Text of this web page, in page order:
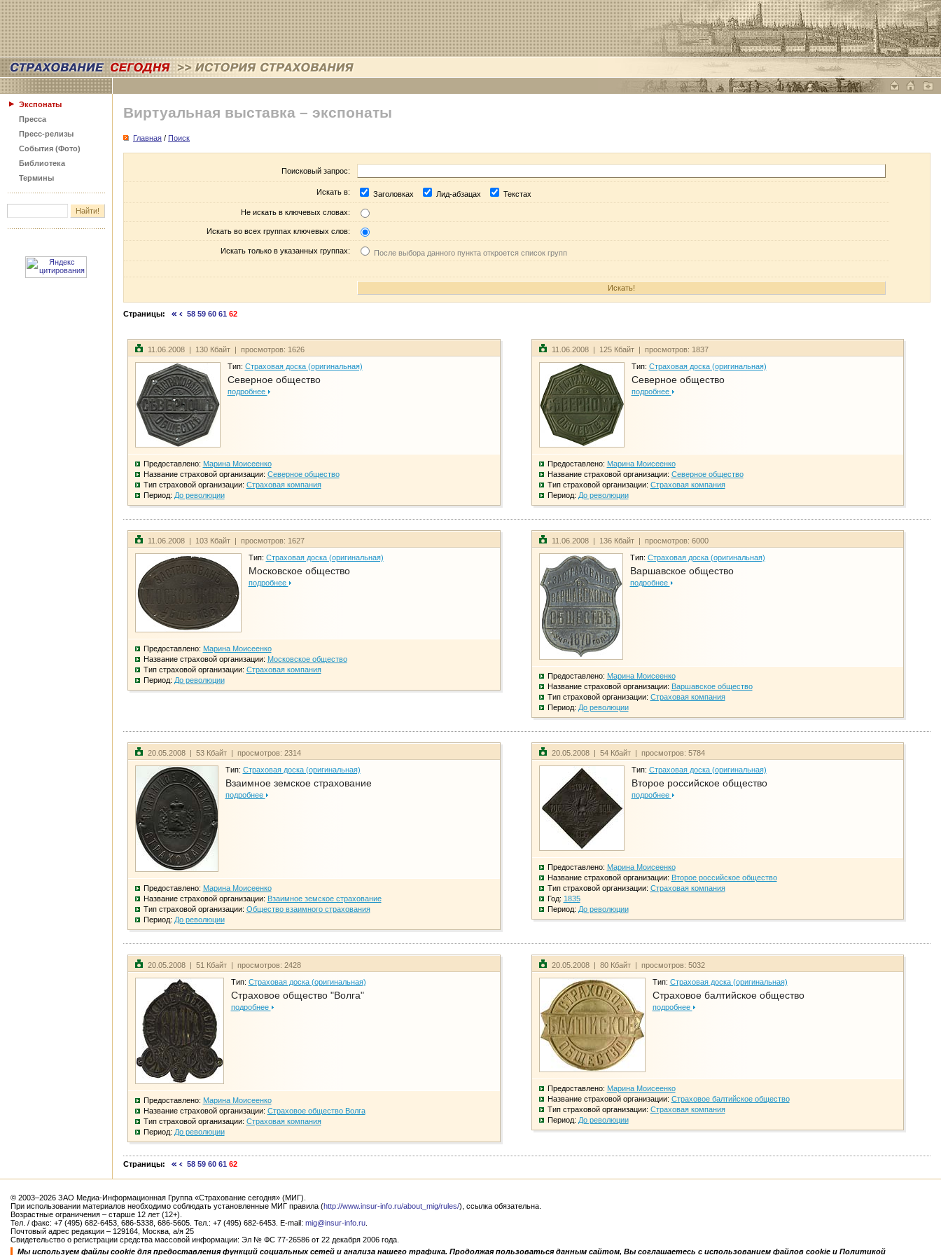
Экспонаты
Пресса
Пресс-релизы
События (Фото)
Библиотека
Термины
Виртуальная выставка – экспонаты
Главная / Поиск
Поисковый запрос:
Искать в: Заголовках Лид-абзацах Текстах
Не искать в ключевых словах:
Искать во всех группах ключевых слов:
Искать только в указанных группах: После выбора данного пункта откроется список групп
Страницы: 58 59 60 61 62
11.06.2008 | 130 Кбайт | просмотров: 1626
Тип: Страховая доска (оригинальная)
Северное общество
подробнее
Предоставлено: Марина Моисеенко
Название страховой организации: Северное общество
Тип страховой организации: Страховая компания
Период: До революции
11.06.2008 | 125 Кбайт | просмотров: 1837
Тип: Страховая доска (оригинальная)
Северное общество
подробнее
Предоставлено: Марина Моисеенко
Название страховой организации: Северное общество
Тип страховой организации: Страховая компания
Период: До революции
11.06.2008 | 103 Кбайт | просмотров: 1627
Тип: Страховая доска (оригинальная)
Московское общество
подробнее
Предоставлено: Марина Моисеенко
Название страховой организации: Московское общество
Тип страховой организации: Страховая компания
Период: До революции
11.06.2008 | 136 Кбайт | просмотров: 6000
Тип: Страховая доска (оригинальная)
Варшавское общество
подробнее
Предоставлено: Марина Моисеенко
Название страховой организации: Варшавское общество
Тип страховой организации: Страховая компания
Период: До революции
20.05.2008 | 53 Кбайт | просмотров: 2314
Тип: Страховая доска (оригинальная)
Взаимное земское страхование
подробнее
Предоставлено: Марина Моисеенко
Название страховой организации: Взаимное земское страхование
Тип страховой организации: Общество взаимного страхования
Период: До революции
20.05.2008 | 54 Кбайт | просмотров: 5784
Тип: Страховая доска (оригинальная)
Второе российское общество
подробнее
Предоставлено: Марина Моисеенко
Название страховой организации: Второе российское общество
Тип страховой организации: Страховая компания
Год: 1835
Период: До революции
20.05.2008 | 51 Кбайт | просмотров: 2428
Тип: Страховая доска (оригинальная)
Страховое общество "Волга"
подробнее
Предоставлено: Марина Моисеенко
Название страховой организации: Страховое общество Волга
Тип страховой организации: Страховая компания
Период: До революции
20.05.2008 | 80 Кбайт | просмотров: 5032
Тип: Страховая доска (оригинальная)
Страховое балтийское общество
подробнее
Предоставлено: Марина Моисеенко
Название страховой организации: Страховое балтийское общество
Тип страховой организации: Страховая компания
Период: До революции
Страницы: 58 59 60 61 62
© 2003–2026 ЗАО Медиа-Информационная Группа «Страхование сегодня» (МИГ).
При использовании материалов необходимо соблюдать установленные МИГ правила (http://www.insur-info.ru/about_mig/rules/), ссылка обязательна.
Возрастные ограничения – старше 12 лет (12+).
Тел. / факс: +7 (495) 682-6453, 686-5338, 686-5605. Тел.: +7 (495) 682-6453. E-mail: mig@insur-info.ru
Почтовый адрес редакции – 129164, Москва, а/я 25
Свидетельство о регистрации средства массовой информации: Эл № ФС 77-26586 от 22 декабря 2006 года.
Мы используем файлы cookie для предоставления функций социальных сетей и анализа нашего трафика. Продолжая пользоваться данным сайтом, Вы соглашаетесь с использованием файлов cookie и Политикой